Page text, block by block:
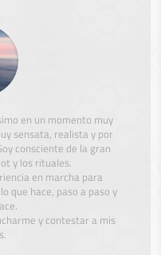
en un momento muy
sensata, realista y por
consciente de la gran
y los rituales.
en marcha para
que hace, paso a paso y
y contestar a mis